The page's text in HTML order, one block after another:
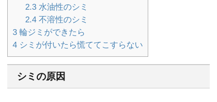
2.3水油性のシミ
2.4不溶性のシミ
3 輪ジミができたら
4 シミが付いたら慌ててこすらない
シミの原因